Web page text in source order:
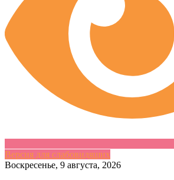
Версия для слабовидящих
Skip
Воскресенье, 9 августа, 2026